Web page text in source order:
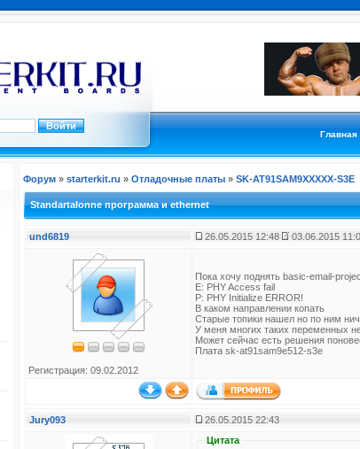
Главная
Форум » starterkit.ru » Отладочные платы » SK-AT91SAM9XXXXX-S3E
Standartalonne программа и ethernet
und6819 26.05.2015 12:48 03.06.2015
Регистрация: 09.02.2012
Пока хочу поднять basic-email-
E: PHY Access fail
P: PHY Initialize ERROR!
В каком направлении копать
Старые топики нашел но по ним
У меня многих таких переменных
Может сейчас есть решения
Плата sk-at91sam9e512-s3e
Jury093 26.05.2015 22:43
Цитата